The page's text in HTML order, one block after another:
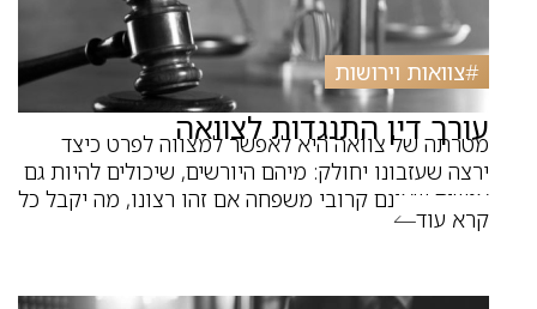
#צוואות וירושות
עורך דין התנגדות לצוואה
מטרתה של צוואה היא לאפשר למצווה לפרט כיצד
ירצה שעזבונו יחולק: מיהם היורשים, שיכולים להיות גם
אנשים שאינם קרובי משפחה אם זהו רצונו, מה יקבל כל
קרא עוד